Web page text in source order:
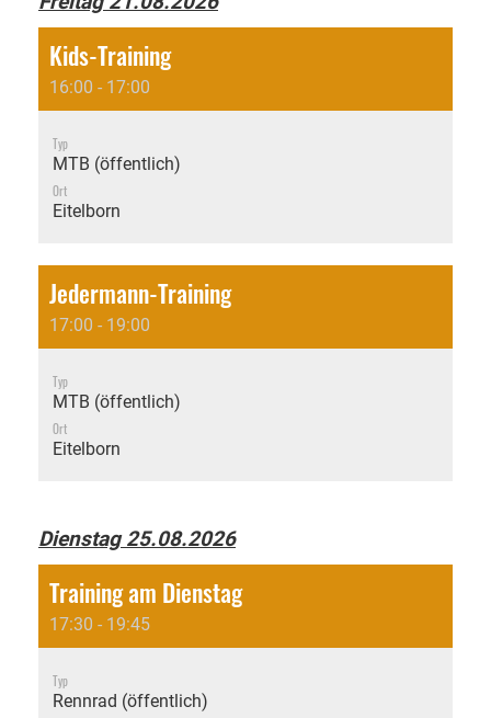
Kids-Training
16:00 - 17:00
Typ
MTB (öffentlich)
Ort
Eitelborn
Jedermann-Training
17:00 - 19:00
Typ
MTB (öffentlich)
Ort
Eitelborn
Dienstag 25.08.2026
Training am Dienstag
17:30 - 19:45
Typ
Rennrad (öffentlich)